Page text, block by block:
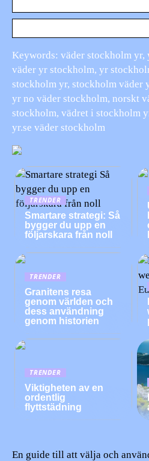
Keywords: väder stockholm yr,
väder yr stockholm, yr
stockholm yr, stockholm väder
yr no väder stockholm, norskt
stockholm, vädret i stockholm
yr.se väder stockholm
TRENDER
Smartare strategi: Så
bygger du upp en
följarskara från noll
TRENDER
Granitens resa
genom världen och
dess användning
genom historien
TRENDER
Viktigheten av en
ordentlig
flyttstädning
En guide till att välja och